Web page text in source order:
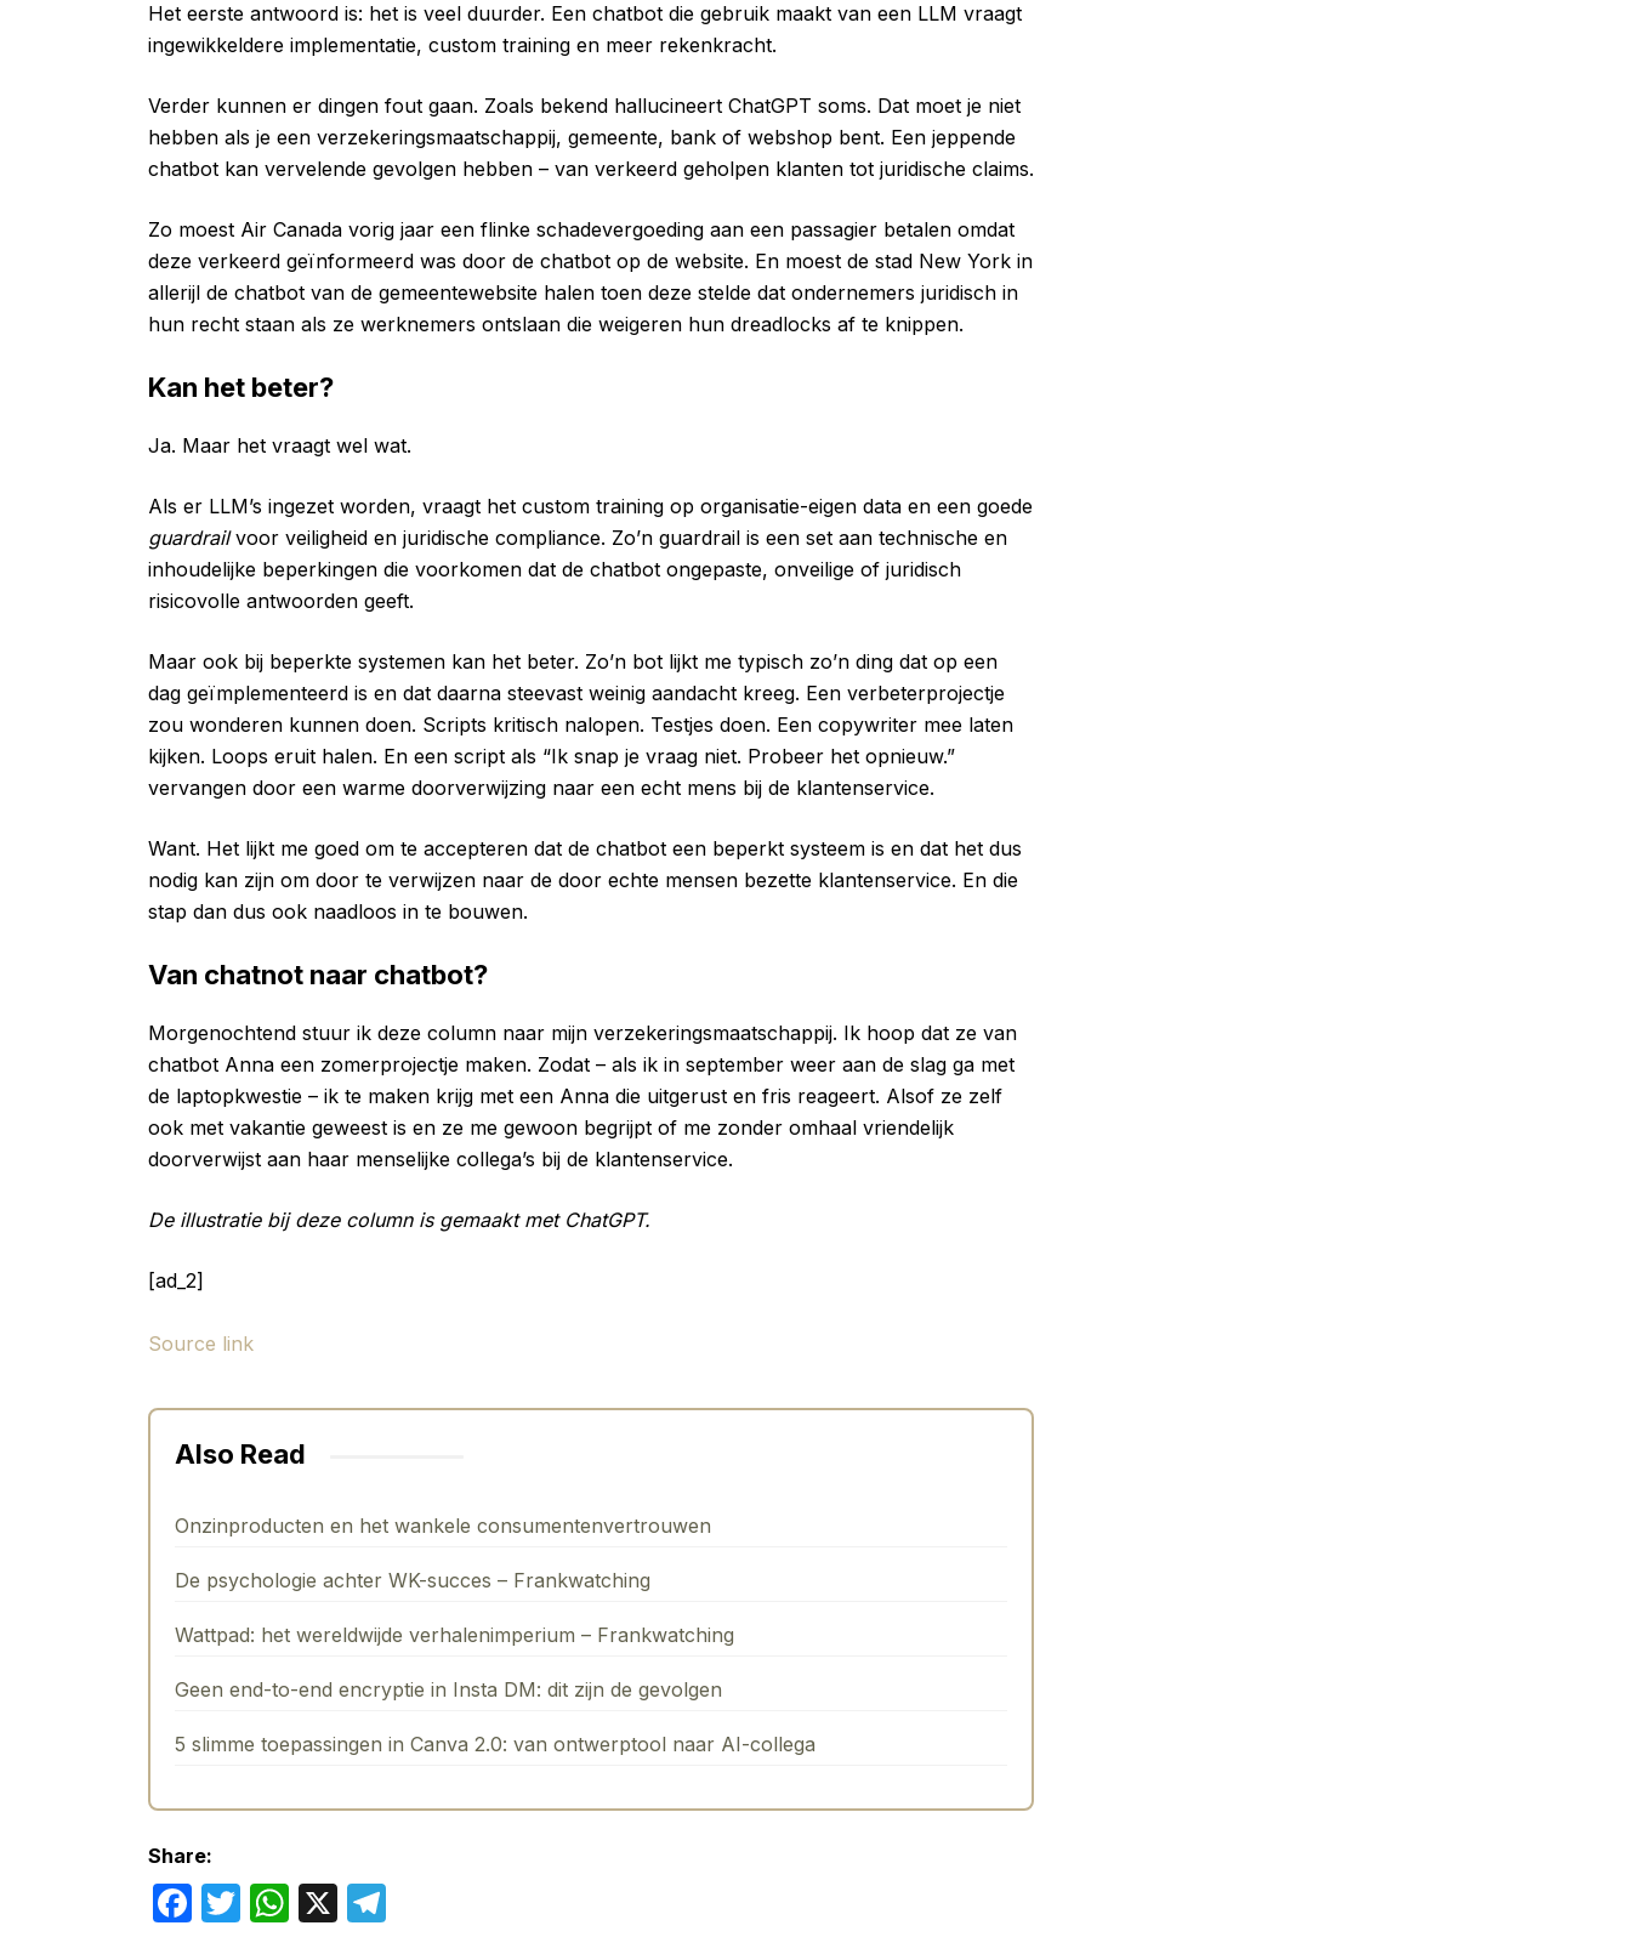
Het eerste antwoord is: het is veel duurder. Een chatbot die gebruik maakt van een LLM vraagt
ingewikkeldere implementatie, custom training en meer rekenkracht.
Verder kunnen er dingen fout gaan. Zoals bekend hallucineert ChatGPT soms. Dat moet je niet
hebben als je een verzekeringsmaatschappij, gemeente, bank of webshop bent. Een jeppende
chatbot kan vervelende gevolgen hebben – van verkeerd geholpen klanten tot juridische claims.
Zo moest Air Canada vorig jaar een flinke schadevergoeding aan een passagier betalen omdat
deze verkeerd geïnformeerd was door de chatbot op de website. En moest de stad New York in
allerijl de chatbot van de gemeentewebsite halen toen deze stelde dat ondernemers juridisch in
hun recht staan als ze werknemers ontslaan die weigeren hun dreadlocks af te knippen.
Kan het beter?
Ja. Maar het vraagt wel wat.
Als er LLM’s ingezet worden, vraagt het custom training op organisatie-eigen data en een goede
guardrailvoor veiligheid en juridische compliance. Zo’n guardrail is een set aan technische en
inhoudelijke beperkingen die voorkomen dat de chatbot ongepaste, onveilige of juridisch
risicovolle antwoorden geeft.
Maar ook bij beperkte systemen kan het beter. Zo’n bot lijkt me typisch zo’n ding dat op een
dag geïmplementeerd is en dat daarna steevast weinig aandacht kreeg. Een verbeterprojectje
zou wonderen kunnen doen. Scripts kritisch nalopen. Testjes doen. Een copywriter mee laten
kijken. Loops eruit halen. En een script als “Ik snap je vraag niet. Probeer het opnieuw.”
vervangen door een warme doorverwijzing naar een echt mens bij de klantenservice.
Want. Het lijkt me goed om te accepteren dat de chatbot een beperkt systeem is en dat het dus
nodig kan zijn om door te verwijzen naar de door echte mensen bezette klantenservice. En die
stap dan dus ook naadloos in te bouwen.
Van chatnot naar chatbot?
Morgenochtend stuur ik deze column naar mijn verzekeringsmaatschappij. Ik hoop dat ze van
chatbot Anna een zomerprojectje maken. Zodat – als ik in september weer aan de slag ga met
de laptopkwestie – ik te maken krijg met een Anna die uitgerust en fris reageert. Alsof ze zelf
ook met vakantie geweest is en ze me gewoon begrijpt of me zonder omhaal vriendelijk
doorverwijst aan haar menselijke collega’s bij de klantenservice.
De illustratie bij deze column is gemaakt met ChatGPT.
[ad_2]
Source link
Also Read
Onzinproducten en het wankele consumentenvertrouwen
De psychologie achter WK-succes – Frankwatching
Wattpad: het wereldwijde verhalenimperium – Frankwatching
Geen end-to-end encryptie in Insta DM: dit zijn de gevolgen
5 slimme toepassingen in Canva 2.0: van ontwerptool naar AI-collega
Share:
F
T
W X